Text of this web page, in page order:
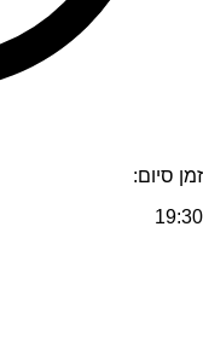
זמן סיום:
19:30